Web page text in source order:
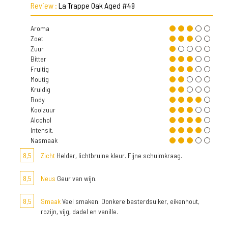
Review : La Trappe Oak Aged #49
Aroma
Zoet
Zuur
Bitter
Fruitig
Moutig
Kruidig
Body
Koolzuur
Alcohol
Intensit.
Nasmaak
8,5
Zicht Helder, lichtbruine kleur. Fijne schuimkraag.
8,5 Neus Geur van wijn.
8,5 SmaakVeel smaken. Donkere basterdsuiker, eikenhout,
rozijn, vijg, dadel en vanille.